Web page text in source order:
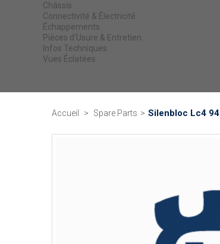
Châssis
Connectivité & Électricité
Échappements
Pièces d'Usure & Entretien
Infos Techniques
Vues Éclatées
Accueil > Spare Parts > Silenbloc Lc4 94